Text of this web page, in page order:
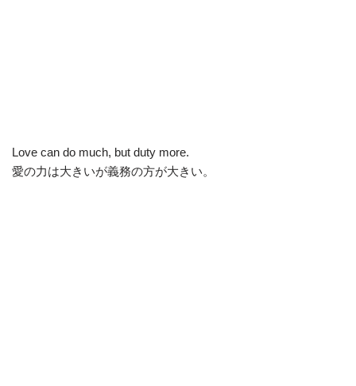
Love can do much, but duty more.
愛の力は大きいが義務の方が大きい。